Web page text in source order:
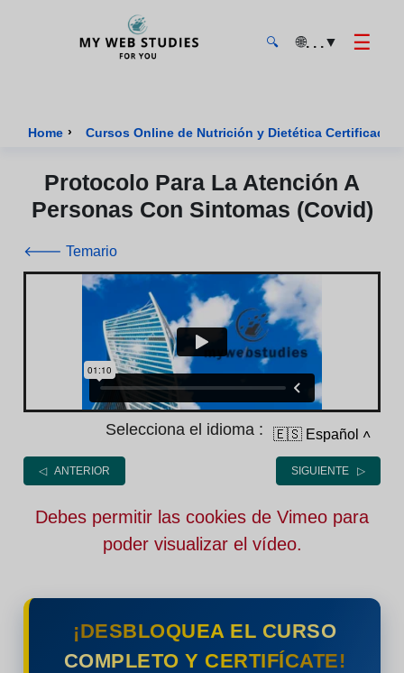
🔍 🌐. . .▼ ☰
Home › Cursos Online de Nutrición y Dietética Certificados
Protocolo Para La Atención A
Personas Con Sintomas (covid)
🡐 Temario
Selecciona el idioma : 🇪🇸 Español ˄
◁ ANTERIOR SIGUIENTE ▷
Debes permitir las cookies de Vimeo para
poder visualizar el vídeo.
¡DESBLOQUEA EL CURSO
COMPLETO Y CERTIFÍCATE!